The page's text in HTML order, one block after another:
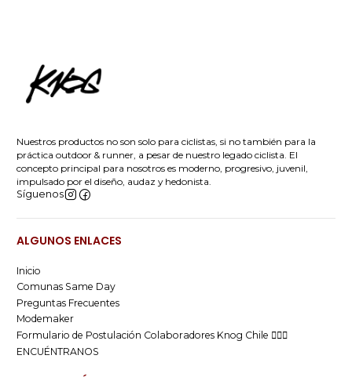
Nuestros productos no son solo para ciclistas, si no también para la
práctica outdoor & runner, a pesar de nuestro legado ciclista. El
concepto principal para nosotros es moderno, progresivo, juvenil,
impulsado por el diseño, audaz y hedonista.
Síguenos
ALGUNOS ENLACES
Inicio
Comunas Same Day
Preguntas Frecuentes
Modemaker
Formulario de Postulación Colaboradores Knog Chile 🚴🏻‍♂️
ENCUÉNTRANOS